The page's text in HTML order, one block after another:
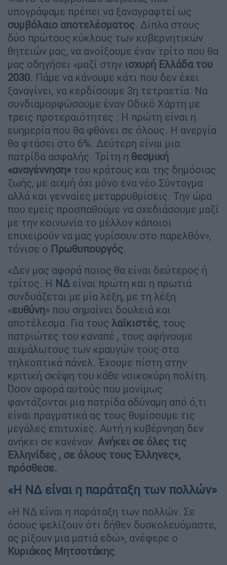
υπογράψαμε πρέπει να ξαναγραφτεί ως
συμβόλαιο αποτελέσματος. Δίπλα στους
δύο πρώτους κύκλους των κυβερνητικών
θητειών μας, να ανοίξουμε έναν τρίτο που θα
μας οδηγήσει «μαζί στην ισχυρή Ελλάδα του
2030. Πάμε να κάνουμε κάτι που δεν έχει
ξαναγίνει, να κερδίσουμε 3η τετραετία. Να
συνδιαμορφώσουμε έναν Οδικό Χάρτη με
τρεις προτεραιότητες : Η πρώτη είναι η
ευημερία που θα φθάνει σε όλους. Η ανεργία
θα φτάσει στο 6%. Δεύτερη είναι μια
πατρίδα ασφαλής. Τρίτη η θεσμική
«αναγέννηση» του κράτους και της δημόσιας
ζωής, με αιχμή όχι μόνο ένα νέο Σύνταγμα
αλλά και γενναίες μεταρρυθμίσεις. Την ώρα
που εμείς προσπαθούμε να σχεδιάσουμε μαζί
με την κοινωνία το μέλλον κάποιοι
επιχειρούν να μας γυρίσουν στο παρελθόν»,
τόνισε ο Πρωθυπουργός.
«Δεν μας αφορά ποιος θα είναι δεύτερος ή
τρίτος. Η ΝΔ είναι πρώτη και η πρωτιά
συνδυάζεται με μία λέξη, με τη λέξη
«ευθύνη» που σημαίνει δουλειά και
αποτέλεσμα. Για τους λαϊκιστές, τους
πατριώτες του καναπέ , τους αφήνουμε
αιχμάλωτους των κραυγών τους στα
τηλεοπτικά πάνελ. Έχουμε πίστη στην
κριτική σκέψη του κάθε νοικοκύρη πολίτη.
Όσον αφορά αυτούς που μονίμως
φαντάζονται μια πατρίδα αδύναμη από ό,τι
είναι πραγματικά ας τους θυμίσουμε τις
μεγάλες επιτυχίες. Αυτή η κυβέρνηση δεν
ανήκει σε κανέναν. Ανήκει σε όλες τις
Ελληνίδες , σε όλους τους Έλληνες»,
πρόσθεσε.
«Η ΝΔ είναι η παράταξη των πολλών»
«Η ΝΔ είναι η παράταξη των πολλών. Σε
όσους ψελίζουν ότι δήθεν δυσκολευόμαστε,
ας ρίξουν μια ματιά εδώ», ανέφερε ο
Κυριάκος Μητσοτάκης.